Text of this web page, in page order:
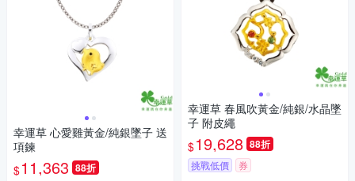
幸運草 心愛雞黃金/純銀墜子 送
項鍊
$11,363 88折
幸運草 春風吹黃金/純銀/水晶墜
子 附皮繩
$19,628 88折
挑戰低價 券